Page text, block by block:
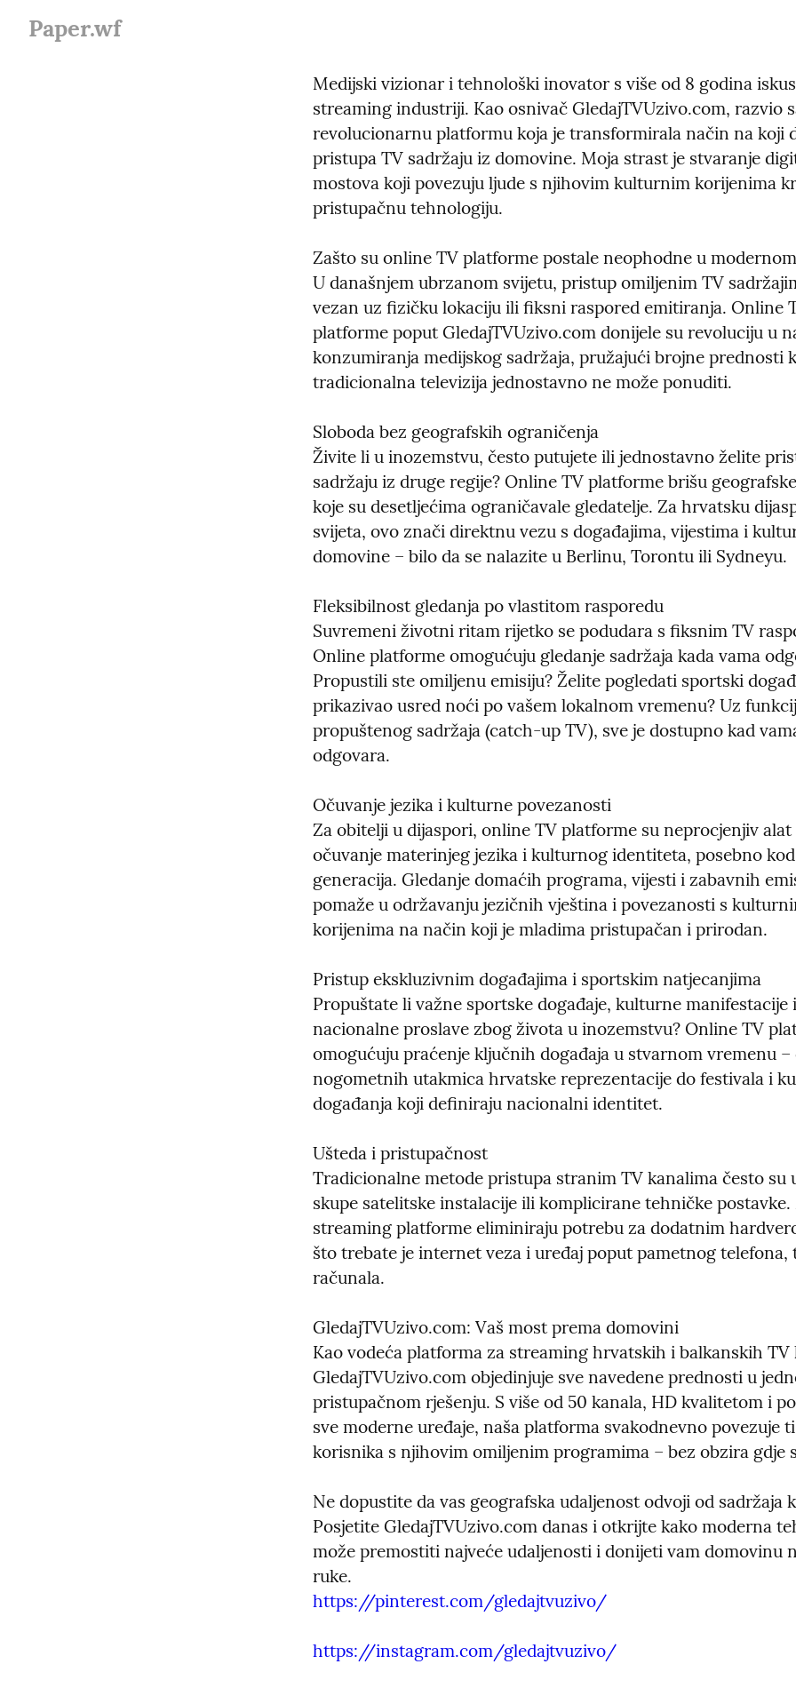
Paper.wf
Medijski vizionar i tehnološki inovator s više od 8 godina
streaming industriji. Kao osnivač GledajTVUzivo.com, razvio
revolucionarnu platformu koja je transformirala način na koji
pristupa TV sadržaju iz domovine. Moja strast je stvaranje
mostova koji povezuju ljude s njihovim kulturnim korijenima
pristupačnu tehnologiju.
Zašto su online TV platforme postale neophodne u
U današnjem ubrzanom svijetu, pristup omiljenim TV
vezan uz fizičku lokaciju ili fiksni raspored emitiranja. Online
platforme poput GledajTVUzivo.com donijele su revoluciju u
konzumiranja medijskog sadržaja, pružajući brojne prednosti
tradicionalna televizija jednostavno ne može ponuditi.
Sloboda bez geografskih ograničenja
Živite li u inozemstvu, često putujete ili jednostavno želite
sadržaju iz druge regije? Online TV platforme brišu
koje su desetljećima ograničavale gledatelje. Za hrvatsku
svijeta, ovo znači direktnu vezu s događajima, vijestima i
domovine – bilo da se nalazite u Berlinu, Torontu ili Sydneyu.
Fleksibilnost gledanja po vlastitom rasporedu
Suvremeni životni ritam rijetko se podudara s fiksnim TV
Online platforme omogućuju gledanje sadržaja kada vama
Propustili ste omiljenu emisiju? Želite pogledati sportski
prikazivao usred noći po vašem lokalnom vremenu? Uz
propuštenog sadržaja (catch-up TV), sve je dostupno kad
odgovara.
Očuvanje jezika i kulturne povezanosti
Za obitelji u dijaspori, online TV platforme su neprocjenjiv alat
očuvanje materinjeg jezika i kulturnog identiteta, posebno
generacija. Gledanje domaćih programa, vijesti i zabavnih
pomaže u održavanju jezičnih vještina i povezanosti s
korijenima na način koji je mladima pristupačan i prirodan.
Pristup ekskluzivnim događajima i sportskim natjecanjima
Propuštate li važne sportske događaje, kulturne manifestacije
nacionalne proslave zbog života u inozemstvu? Online TV
omogućuju praćenje ključnih događaja u stvarnom vremenu –
nogometnih utakmica hrvatske reprezentacije do festivala i
događanja koji definiraju nacionalni identitet.
Ušteda i pristupačnost
Tradicionalne metode pristupa stranim TV kanalima često su
skupe satelitske instalacije ili komplicirane tehničke
streaming platforme eliminiraju potrebu za dodatnim
što trebate je internet veza i uređaj poput pametnog telefona,
računala.
GledajTVUzivo.com: Vaš most prema domovini
Kao vodeća platforma za streaming hrvatskih i balkanskih TV
GledajTVUzivo.com objedinjuje sve navedene prednosti u
pristupačnom rješenju. S više od 50 kanala, HD kvalitetom i
sve moderne uređaje, naša platforma svakodnevno povezuje
korisnika s njihovim omiljenim programima – bez obzira gdje
Ne dopustite da vas geografska udaljenost odvoji od sadržaja
Posjetite GledajTVUzivo.com danas i otkrijte kako moderna
može premostiti najveće udaljenosti i donijeti vam domovinu
https://pinterest.com/gledajtvuzivo/
https://instagram.com/gledajtvuzivo/